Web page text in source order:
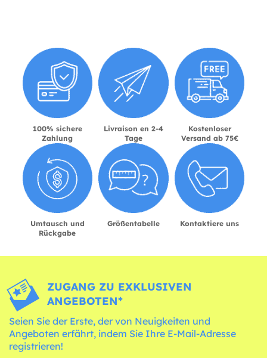
100% sichere
Zahlung
Livraison en 2-4
Tage
Kostenloser
Versand ab 75€
Umtausch und
Rückgabe
Größentabelle Kontaktiere uns
ZUGANG ZU EXKLUSIVEN
ANGEBOTEN*
Seien Sie der Erste, der von Neuigkeiten und
Angeboten erfährt, indem Sie Ihre E-Mail-Adresse
registrieren!